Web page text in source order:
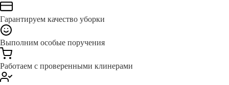
Гарантируем качество уборки
Выполним особые поручения
Работаем с проверенными клинерами